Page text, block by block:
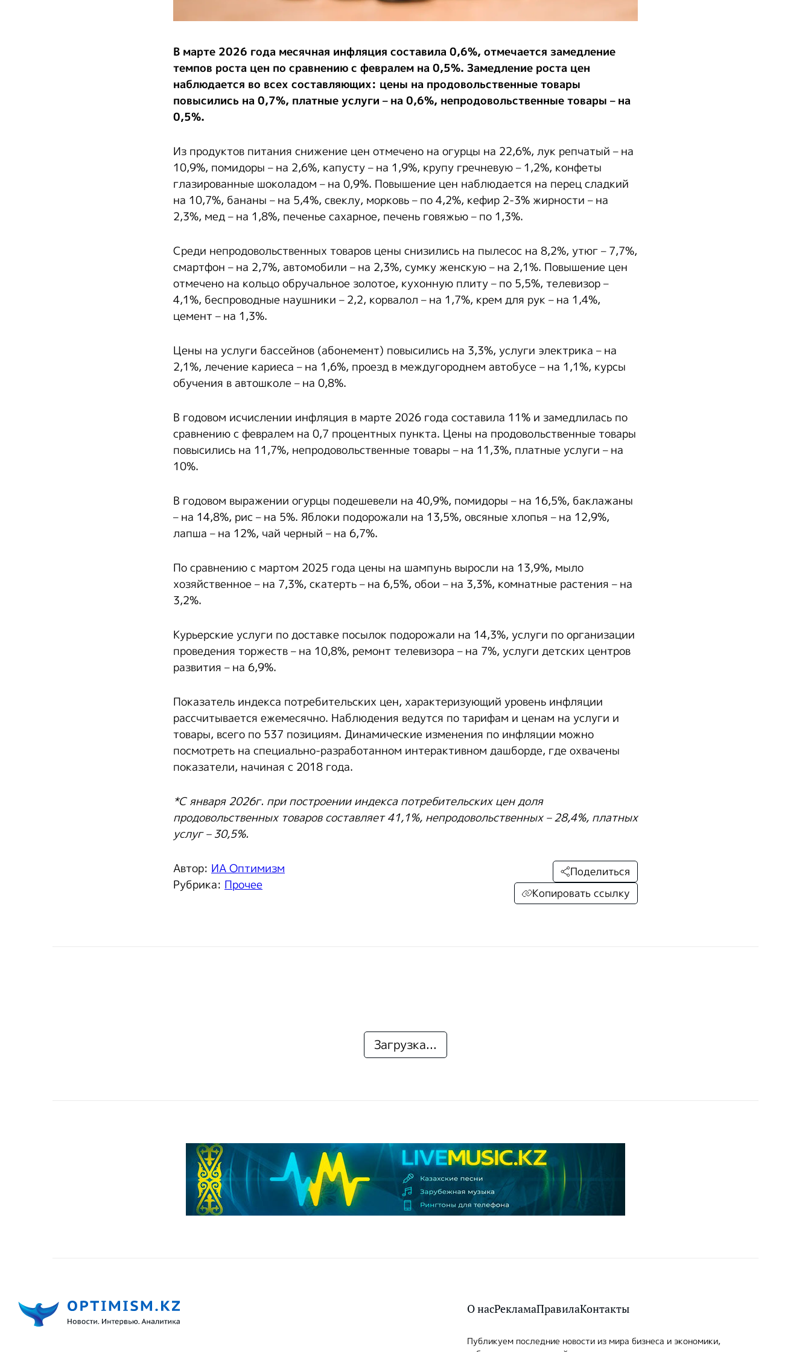
В марте 2026 года месячная инфляция составила 0,6%, отмечается замедление
темпов роста цен по сравнению с февралем на 0,5%. Замедление роста цен
наблюдается во всех составляющих: цены на продовольственные товары
повысились на 0,7%, платные услуги – на 0,6%, непродовольственные товары – на
0,5%.
Из продуктов питания снижение цен отмечено на огурцы на 22,6%, лук репчатый – на
10,9%, помидоры – на 2,6%, капусту – на 1,9%, крупу гречневую – 1,2%, конфеты
глазированные шоколадом – на 0,9%. Повышение цен наблюдается на перец сладкий
на 10,7%, бананы – на 5,4%, свеклу, морковь – по 4,2%, кефир 2-3% жирности – на
2,3%, мед – на 1,8%, печенье сахарное, печень говяжью – по 1,3%.
Среди непродовольственных товаров цены снизились на пылесос на 8,2%, утюг – 7,7%,
смартфон – на 2,7%, автомобили – на 2,3%, сумку женскую – на 2,1%. Повышение цен
отмечено на кольцо обручальное золотое, кухонную плиту – по 5,5%, телевизор –
4,1%, беспроводные наушники – 2,2, корвалол – на 1,7%, крем для рук – на 1,4%,
цемент – на 1,3%.
Цены на услуги бассейнов (абонемент) повысились на 3,3%, услуги электрика – на
2,1%, лечение кариеса – на 1,6%, проезд в междугороднем автобусе – на 1,1%, курсы
обучения в автошколе – на 0,8%.
В годовом исчислении инфляция в марте 2026 года составила 11% и замедлилась по
сравнению с февралем на 0,7 процентных пункта. Цены на продовольственные товары
повысились на 11,7%, непродовольственные товары – на 11,3%, платные услуги – на
10%.
В годовом выражении огурцы подешевели на 40,9%, помидоры – на 16,5%, баклажаны
– на 14,8%, рис – на 5%. Яблоки подорожали на 13,5%, овсяные хлопья – на 12,9%,
лапша – на 12%, чай черный – на 6,7%.
По сравнению с мартом 2025 года цены на шампунь выросли на 13,9%, мыло
хозяйственное – на 7,3%, скатерть – на 6,5%, обои – на 3,3%, комнатные растения – на
3,2%.
Курьерские услуги по доставке посылок подорожали на 14,3%, услуги по организации
проведения торжеств – на 10,8%, ремонт телевизора – на 7%, услуги детских центров
развития – на 6,9%.
Показатель индекса потребительских цен, характеризующий уровень инфляции
рассчитывается ежемесячно. Наблюдения ведутся по тарифам и ценам на услуги и
товары, всего по 537 позициям. Динамические изменения по инфляции можно
посмотреть на специально-разработанном интерактивном дашборде, где охвачены
показатели, начиная с 2018 года.
*С января 2026г. при построении индекса потребительских цен доля
продовольственных товаров составляет 41,1%, непродовольственных – 28,4%, платных
услуг – 30,5%.
Автор: ИА Оптимизм
Рубрика: Прочее
Поделиться
Копировать ссылку
Загрузка...
О насРекламаПравилаКонтакты
Публикуем последние новости из мира бизнеса и экономики,